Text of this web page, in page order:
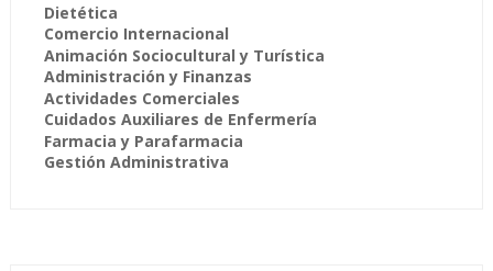
Dietética
Comercio Internacional
Animación Sociocultural y Turística
Administración y Finanzas
Actividades Comerciales
Cuidados Auxiliares de Enfermería
Farmacia y Parafarmacia
Gestión Administrativa